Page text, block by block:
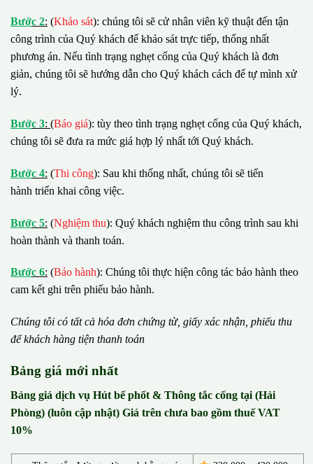
Bước 2: (Khảo sát): chúng tôi sẽ cử nhân viên kỹ thuật đến tận
công trình của Quý khách để khảo sát trực tiếp, thống nhất
phương án. Nếu tình trạng nghẹt cống của Quý khách là đơn
giản, chúng tôi sẽ hướng dẫn cho Quý khách cách để tự mình xử
lý.
Bước 3: (Báo giá): tùy theo tình trạng nghẹt cống của Quý khách,
chúng tôi sẽ đưa ra mức giá hợp lý nhất tới Quý khách.
Bước 4: (Thi công): Sau khi thống nhất, chúng tôi sẽ tiến
hành triển khai công việc.
Bước 5: (Nghiệm thu): Quý khách nghiệm thu công trình sau khi
hoàn thành và thanh toán.
Bước 6: (Bảo hành): Chúng tôi thực hiện công tác bảo hành theo
cam kết ghi trên phiếu bảo hành.
Chúng tôi có tất cả hóa đơn chứng từ, giấy xác nhận, phiếu thu
đểkhách hàng tiện thanh toán
Bảng giá mới nhất
Bảng giá dịch vụ Hút bể phốt & Thông tắc cống tại (Hải
Phòng) (luôn cập nhật) Giá trên chưa bao gồm thuế VAT
10%